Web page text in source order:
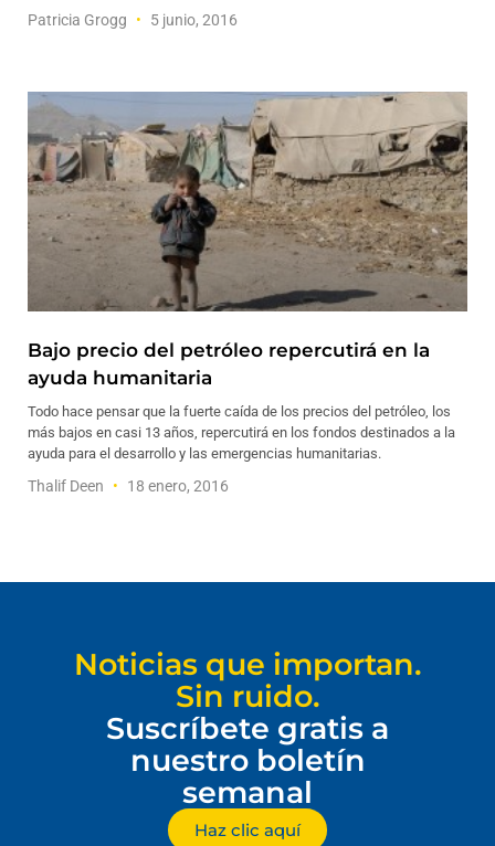
Patricia Grogg 5 junio, 2016
Bajo precio del petróleo repercutirá en la
ayuda humanitaria
Todo hace pensar que la fuerte caída de los precios del petróleo, los
más bajos en casi 13 años, repercutirá en los fondos destinados a la
ayuda para el desarrollo y las emergencias humanitarias.
Thalif Deen 18 enero, 2016
Noticias que importan.
Sin ruido.
Suscríbete gratis a
nuestro boletín
semanal
Haz clic aquí